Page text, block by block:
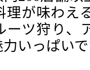
理が味わえ
ーツ狩り、
いっぱい